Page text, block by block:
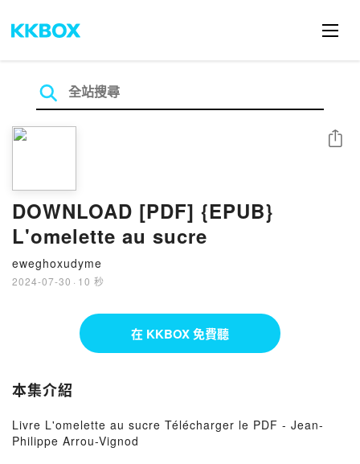
DOWNLOAD [PDF] {EPUB}
L'omelette au sucre
eweghoxudyme
2024-07-30 · 10 秒
分享
在 KKBOX 免費聽
本集介紹
Livre L'omelette au sucre Télécharger le PDF - Jean-
Philippe Arrou-Vignod